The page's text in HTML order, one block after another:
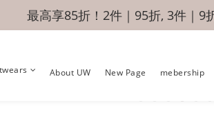
最高享85折！2件｜95折, 3件｜9
About UW New Page mebership